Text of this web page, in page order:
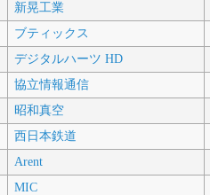
新晃工業
ブティックス
デジタルハーツ HD
協立情報通信
昭和真空
西日本鉄道
Arent
MIC